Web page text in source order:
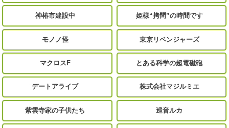
神椿市建設中 姫様“拷問”の時間です
モノノ怪 東京リベンジャーズ
マクロスF とある科学の超電磁砲
デートアライブ 株式会社マジルミエ
紫雲寺家の子供たち 巡音ルカ